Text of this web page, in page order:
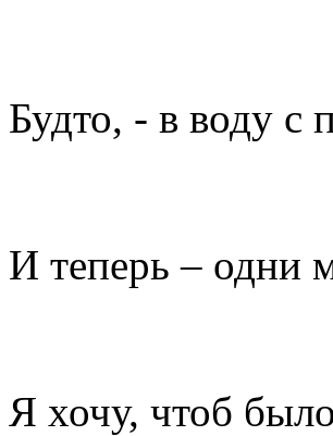
Будто, - в воду с
И теперь – одни
Я хочу, чтоб